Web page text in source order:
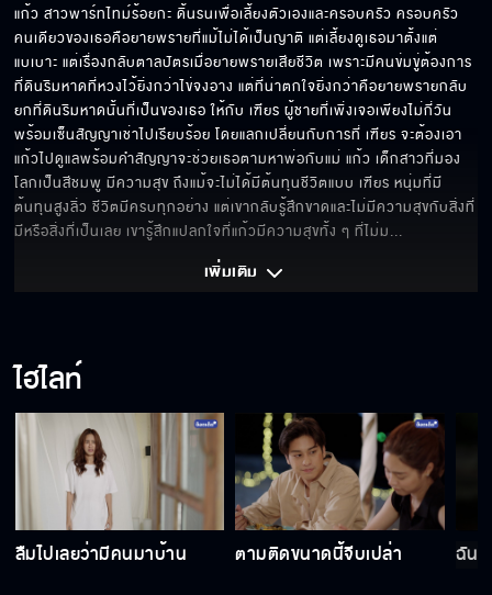
ตั้งใจทำงานนะ
ล้างเท้าให้ฉันหน่อย
เดินเข้ามาตกหลุมเองโดยไม่ต้องออกแรง
จะพาแก้วไปไหนต้องบอกผมก่อน
แก้ว สาวพาร์ทไทม์ร้อยกะ ดิ้นรนเพื่อเลี้ยงตัวเองและครอบครัว ครอบครัว
คนเดียวของเธอคือยายพรายที่แม้ไม่ได้เป็นญาติ แต่เลี้ยงดูเธอมาตั้งแต่
แบเบาะ แต่เรื่องกลับตาลปัตรเมื่อยายพรายเสียชีวิต เพราะมีคนข่มขู่ต้องการ
ที่ดินริมหาดที่หวงไว้ยิ่งกว่าไข่จงอาง แต่ที่น่าตกใจยิ่งกว่าคือยายพรายกลับ
ยกที่ดินริมหาดนั้นที่เป็นของเธอ ให้กับ เฑียร ผู้ชายที่เพิ่งเจอเพียงไม่กี่วัน
พร้อมเซ็นสัญญาเช่าไปเรียบร้อย โดยแลกเปลี่ยนกับการที่ เฑียร จะต้องเอา
แก้วไปดูแลพร้อมคำสัญญาจะช่วยเธอตามหาพ่อกับแม่ แก้ว เด็กสาวที่มอง
โลกเป็นสีชมพู มีความสุข ถึงแม้จะไม่ได้มีต้นทุนชีวิตแบบ เฑียร หนุ่มที่มี
ต้นทุนสูงลิ่ว ชีวิตมีครบทุกอย่าง แต่เขากลับรู้สึกขาดและไม่มีความสุขกับสิ่งที่
มีหรือสิ่งที่เป็นเลย เขารู้สึกแปลกใจที่แก้วมีความสุขทั้ง ๆ ที่ไม่ม...
เพิ่มเติม
ไฮไลท์
ลืมไปเลยว่ามีคนมาบ้าน ตามติดขนาดนี้จีบเปล่า ฉันไ